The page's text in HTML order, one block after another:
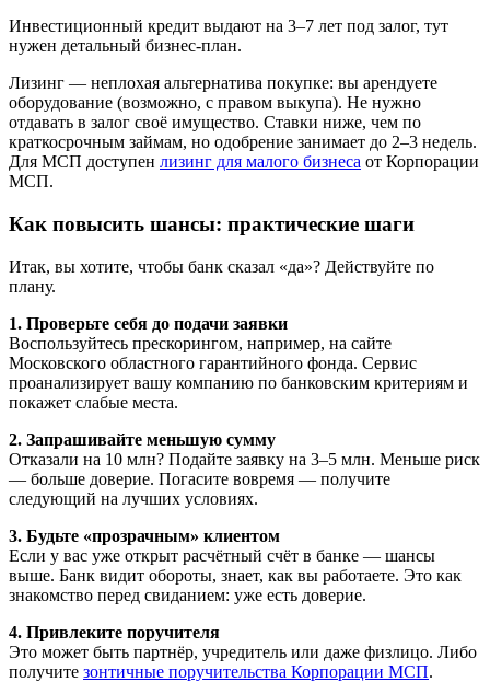
Инвестиционный кредит выдают на 3–7 лет под залог, тут
нужен детальный бизнес-план.
Лизинг — неплохая альтернатива покупке: вы арендуете
оборудование (возможно, с правом выкупа). Не нужно
отдавать в залог своё имущество. Ставки ниже, чем по
краткосрочным займам, но одобрение занимает до 2–3 недель.
Для МСП доступен лизинг для малого бизнеса от Корпорации
МСП.
Как повысить шансы: практические шаги
Итак, вы хотите, чтобы банк сказал «да»? Действуйте по
плану.
1. Проверьте себя до подачи заявки
Воспользуйтесь прескорингом, например, на сайте
Московского областного гарантийного фонда. Сервис
проанализирует вашу компанию по банковским критериям и
покажет слабые места.
2. Запрашивайте меньшую сумму
Отказали на 10 млн? Подайте заявку на 3–5 млн. Меньше риск
— больше доверие. Погасите вовремя — получите
следующий на лучших условиях.
3. Будьте «прозрачным» клиентом
Если у вас уже открыт расчётный счёт в банке — шансы
выше. Банк видит обороты, знает, как вы работаете. Это как
знакомство перед свиданием: уже есть доверие.
4. Привлеките поручителя
Это может быть партнёр, учредитель или даже физлицо. Либо
получите зонтичные поручительства Корпорации МСП.